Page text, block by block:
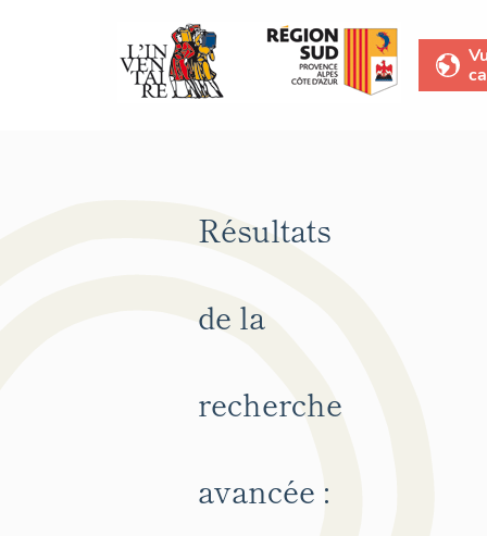
Résultats
de la
recherche
avancée :